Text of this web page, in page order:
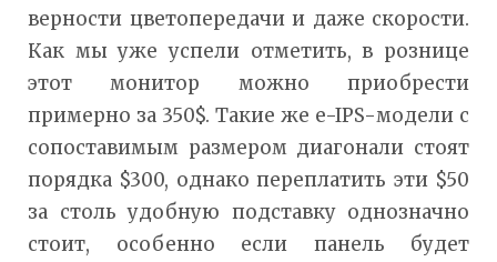
верности цветопередачи и даже скорости.
Как мы уже успели отметить, в рознице
этот монитор можно приобрести
примерно за 350$. Такие же e-IPS-модели с
сопоставимым размером диагонали стоят
порядка $300, однако переплатить эти $50
за столь удобную подставку однозначно
стоит, особенно если панель будет